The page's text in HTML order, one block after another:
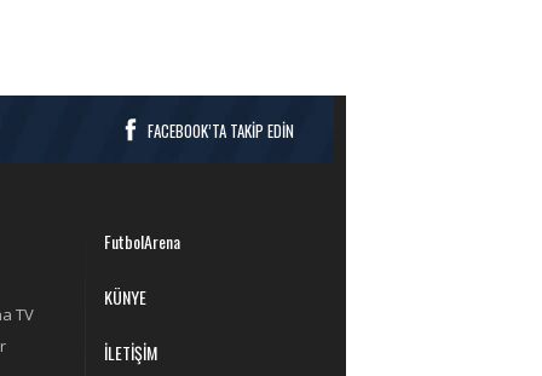
FACEBOOK’TA TAKİP EDİN
TV
FutbolArena
KÜNYE
İLETİŞİM